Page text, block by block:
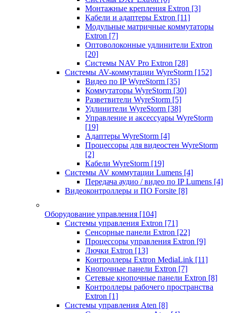
Монтажные крепления Extron [3]
Кабели и адаптеры Extron [11]
Модульные матричные коммутаторы
Extron [7]
Оптоволоконные удлинители Extron
[20]
Системы NAV Pro Extron [28]
Системы AV-коммутации WyreStorm [152]
Видео по IP WyreStorm [35]
Коммутаторы WyreStorm [30]
Разветвители WyreStorm [5]
Удлинители WyreStorm [38]
Управление и аксессуары WyreStorm
[19]
Адаптеры WyreStorm [4]
Процессоры для видеостен WyreStorm
[2]
Кабели WyreStorm [19]
Системы AV коммутации Lumens [4]
Передача аудио / видео по IP Lumens [4]
Видеоконтроллеры и ПО Forsite [8]
Оборудование управления [104]
Системы управления Extron [71]
Сенсорные панели Extron [22]
Процессоры управления Extron [9]
Лючки Extron [13]
Контроллеры Extron MediaLink [11]
Кнопочные панели Extron [7]
Сетевые кнопочные панели Extron [8]
Контроллеры рабочего пространства
Extron [1]
Системы управления Aten [8]